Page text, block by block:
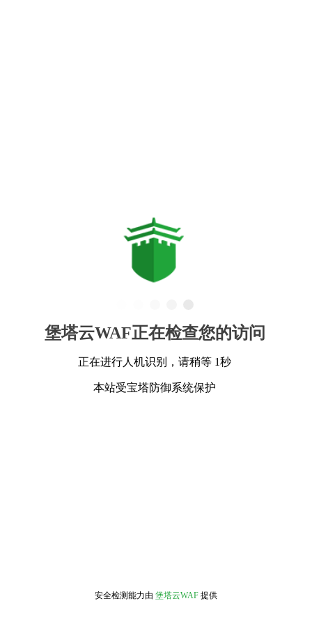
堡塔云WAF正在检查您的访问
正在进行人机识别，请稍等 1秒
本站受宝塔防御系统保护
安全检测能力由 堡塔云WAF 提供